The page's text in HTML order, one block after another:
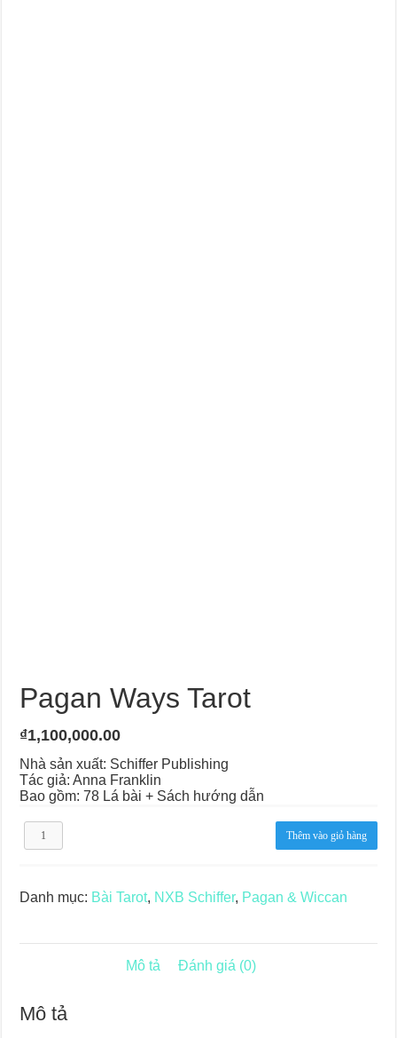
Pagan Ways Tarot
₫1,100,000.00
Nhà sản xuất: Schiffer Publishing
Tác giả: Anna Franklin
Bao gồm: 78 Lá bài + Sách hướng dẫn
Pagan
Ways
lượng
Thêm vào giỏ hàng
Danh mục: Bài Tarot, NXB Schiffer, Pagan & Wiccan
Mô tả Đánh giá (0)
Mô tả